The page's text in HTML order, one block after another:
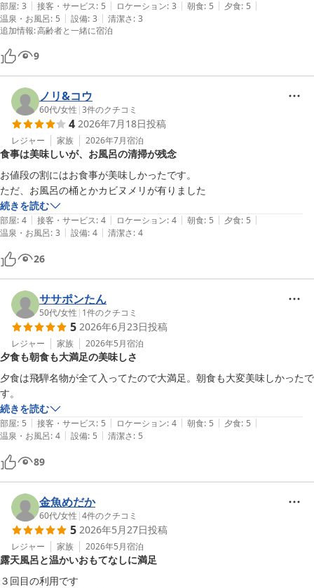
部屋: 3 | 接客・サービス: 5 | ロケーション: 3 | 朝食: 5 | 夕食: 5 |
温泉・お風呂: 5 | 設備: 3 | 清潔さ: 3
追加情報:高齢者と一緒に宿泊
9
ノリ&コウ
60代/女性 |3件のクチコミ
4 2026年7月18日投稿
レジャー 家族 2026年7月宿泊
食事は美味しいが、お風呂の清掃が残念
お値段の割にはお食事が美味しかったです。
ただ、お風呂の桶とかカビヌメリが有りました
続きを読む
部屋: 4 | 接客・サービス: 4 | ロケーション: 4 | 朝食: 5 | 夕食: 5 |
温泉・お風呂: 3 | 設備: 4 | 清潔さ: 4
26
ササポンたん
50代/女性 | 1件のクチコミ
5 2026年6月23日投稿
レジャー 家族 2026年5月宿泊
夕食も朝食も大満足の美味しさ
夕食は飛騨名物が全て入ってたので大満足。朝食も大変美味しかったで
す。
続きを読む
部屋: 5 | 接客・サービス: 5 | ロケーション: 4 | 朝食: 5 | 夕食: 5 |
温泉・お風呂: 4 | 設備: 5 | 清潔さ: 5
89
金魚めだか
60代/女性 |4件のクチコミ
5 2026年5月27日投稿
レジャー 家族 2026年5月宿泊
露天風呂と温かいおもてなしに満足
３回目の利用です